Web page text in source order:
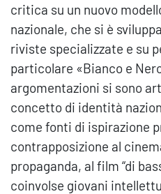
critica su un nuovo
nazionale, che si è
riviste specializzate e su
particolare «Bianco e
argomentazioni si sono
concetto di identità
come fonti di ispirazione
contrapposizione al
propaganda, al film “di
coinvolse giovani